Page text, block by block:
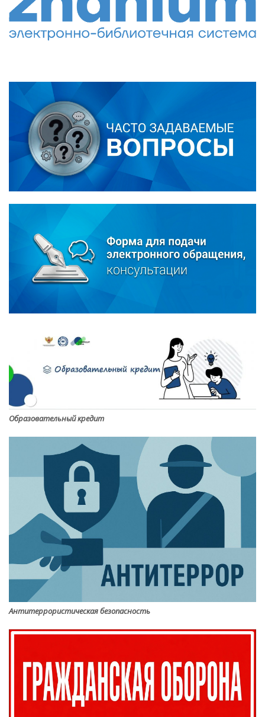
Образовательный кредит
Антитеррористическая безопасность